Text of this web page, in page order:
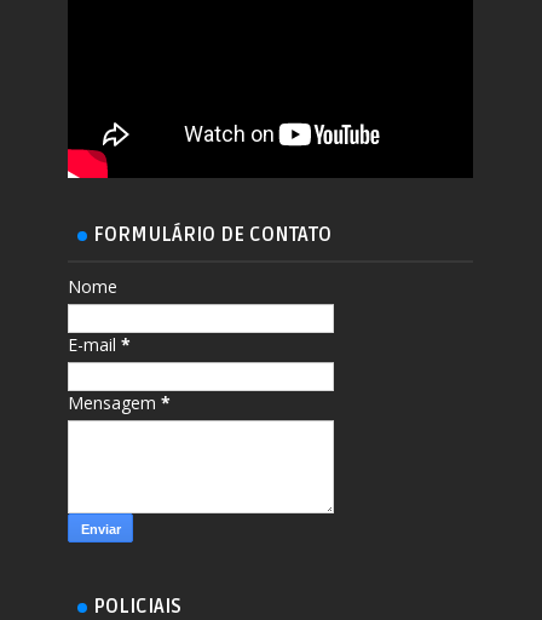
FORMULÁRIO DE CONTATO
Nome
E-mail*
Mensagem*
POLICIAIS